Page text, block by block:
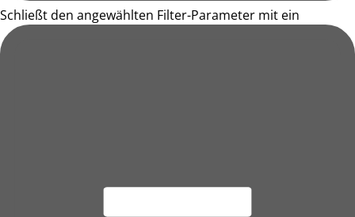
Schließt den angewählten Filter-Parameter mit ein